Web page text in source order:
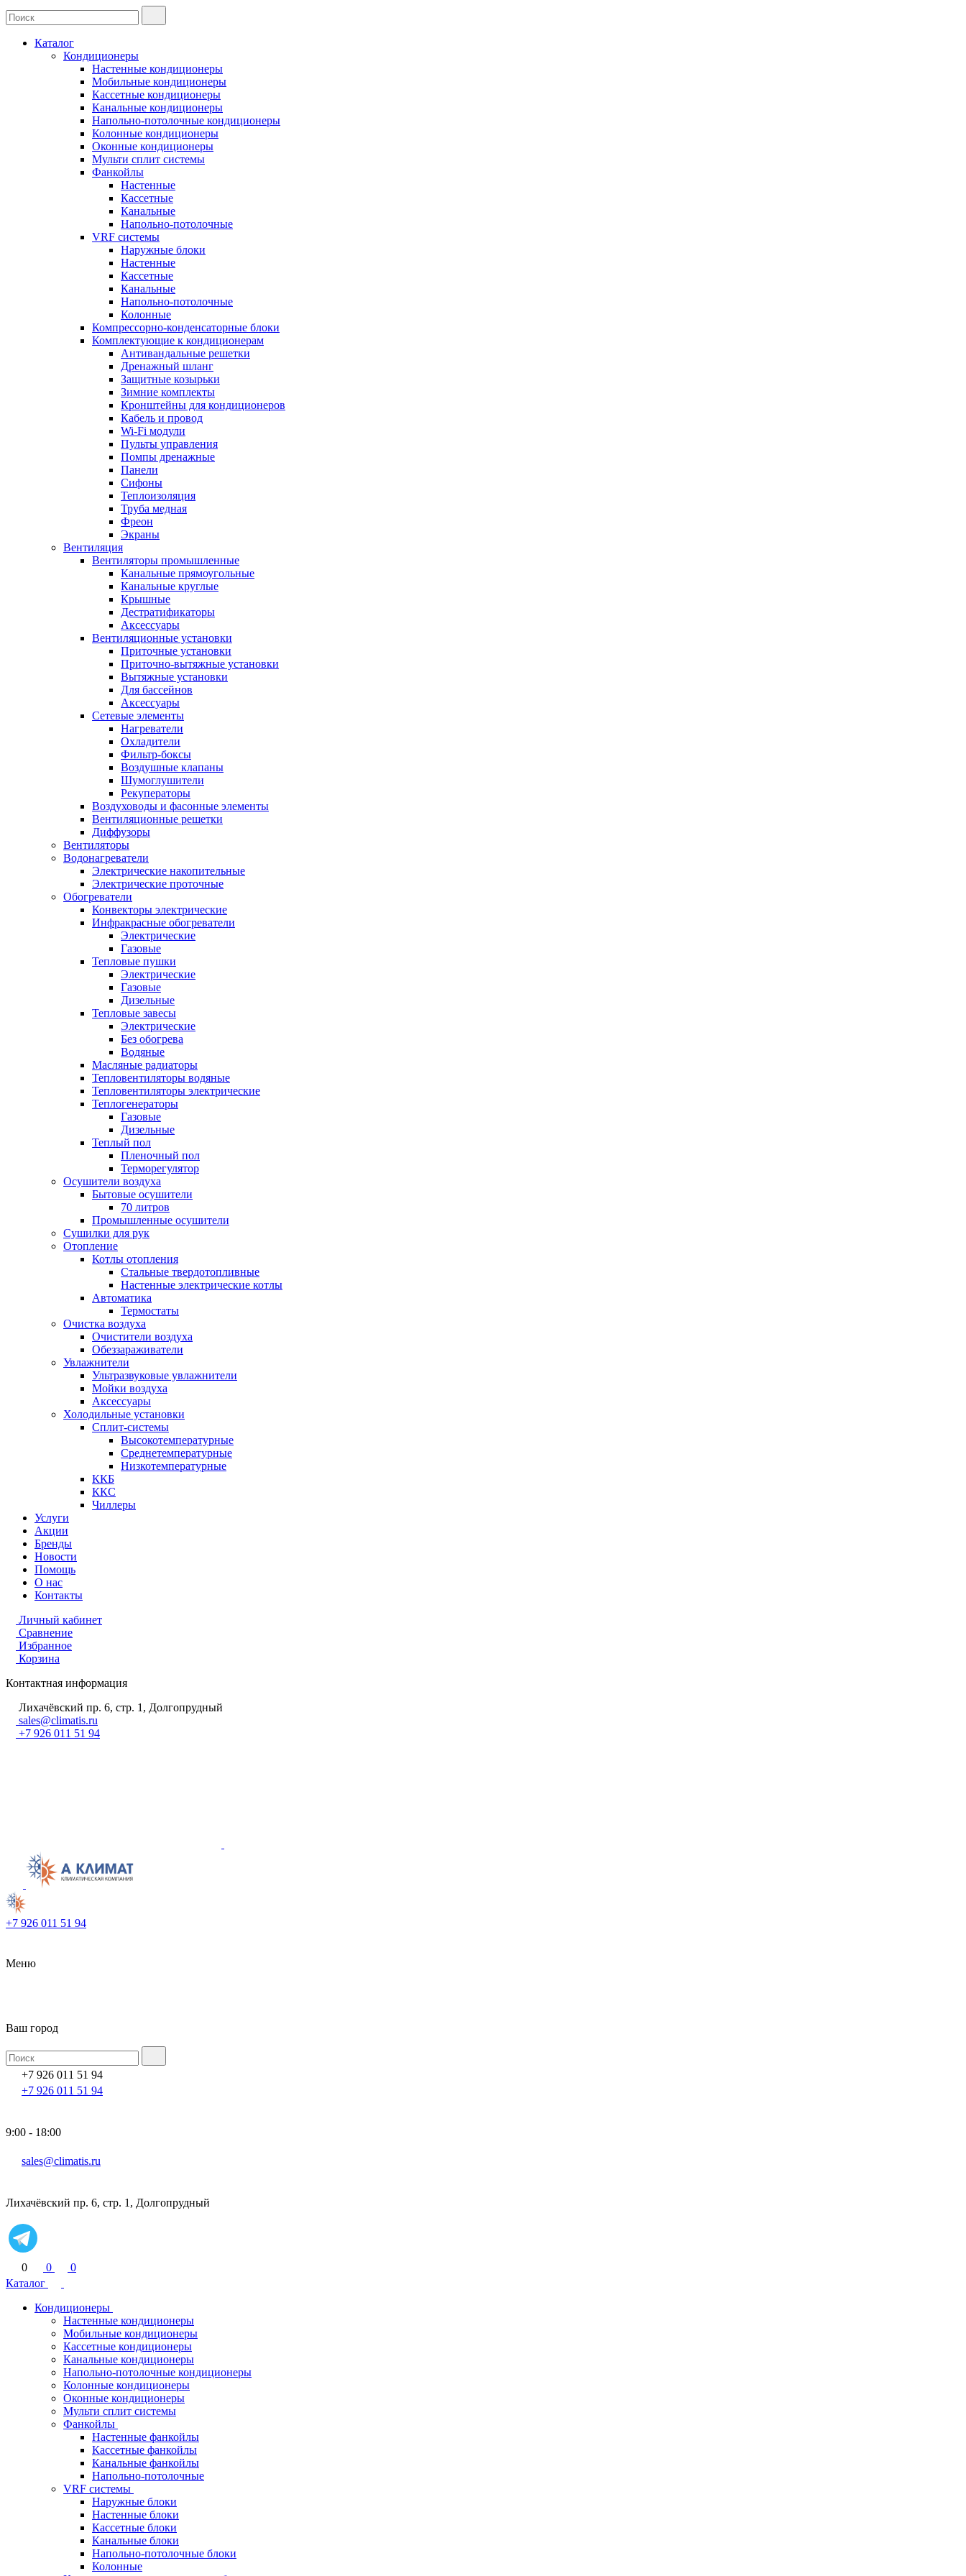
Каталог
Кондиционеры
Настенные кондиционеры
Мобильные кондиционеры
Кассетные кондиционеры
Канальные кондиционеры
Напольно-потолочные кондиционеры
Колонные кондиционеры
Оконные кондиционеры
Мульти сплит системы
Фанкойлы
Настенные
Кассетные
Канальные
Напольно-потолочные
VRF системы
Наружные блоки
Настенные
Кассетные
Канальные
Напольно-потолочные
Колонные
Компрессорно-конденсаторные блоки
Комплектующие к кондиционерам
Антивандальные решетки
Дренажный шланг
Защитные козырьки
Зимние комплекты
Кронштейны для кондиционеров
Кабель и провод
Wi-Fi модули
Пульты управления
Помпы дренажные
Панели
Сифоны
Теплоизоляция
Труба медная
Фреон
Экраны
Вентиляция
Вентиляторы промышленные
Канальные прямоугольные
Канальные круглые
Крышные
Дестратификаторы
Аксессуары
Вентиляционные установки
Приточные установки
Приточно-вытяжные установки
Вытяжные установки
Для бассейнов
Аксессуары
Сетевые элементы
Нагреватели
Охладители
Фильтр-боксы
Воздушные клапаны
Шумоглушители
Рекуператоры
Воздуховоды и фасонные элементы
Вентиляционные решетки
Диффузоры
Вентиляторы
Водонагреватели
Электрические накопительные
Электрические проточные
Обогреватели
Конвекторы электрические
Инфракрасные обогреватели
Электрические
Газовые
Тепловые пушки
Электрические
Газовые
Дизельные
Тепловые завесы
Электрические
Без обогрева
Водяные
Масляные радиаторы
Тепловентиляторы водяные
Тепловентиляторы электрические
Теплогенераторы
Газовые
Дизельные
Теплый пол
Пленочный пол
Терморегулятор
Осушители воздуха
Бытовые осушители
70 литров
Промышленные осушители
Сушилки для рук
Отопление
Котлы отопления
Стальные твердотопливные
Настенные электрические котлы
Автоматика
Термостаты
Очистка воздуха
Очистители воздуха
Обеззараживатели
Увлажнители
Ультразвуковые увлажнители
Мойки воздуха
Аксессуары
Холодильные установки
Сплит-системы
Высокотемпературные
Среднетемпературные
Низкотемпературные
ККБ
ККС
Чиллеры
Услуги
Акции
Бренды
Новости
Помощь
О нас
Контакты
Личный кабинет
Сравнение
Избранное
Корзина
Контактная информация
Лихачёвский пр. 6, стр. 1, Долгопрудный
sales@climatis.ru
+7 926 011 51 94
+7 926 011 51 94
Меню
Ваш город
+7 926 011 51 94
+7 926 011 51 94
9:00 - 18:00
sales@climatis.ru
Лихачёвский пр. 6, стр. 1, Долгопрудный
0 0
0
Каталог
Кондиционеры
Настенные кондиционеры
Мобильные кондиционеры
Кассетные кондиционеры
Канальные кондиционеры
Напольно-потолочные кондиционеры
Колонные кондиционеры
Оконные кондиционеры
Мульти сплит системы
Фанкойлы
Настенные фанкойлы
Кассетные фанкойлы
Канальные фанкойлы
Напольно-потолочные
VRF системы
Наружные блоки
Настенные блоки
Кассетные блоки
Канальные блоки
Напольно-потолочные блоки
Колонные